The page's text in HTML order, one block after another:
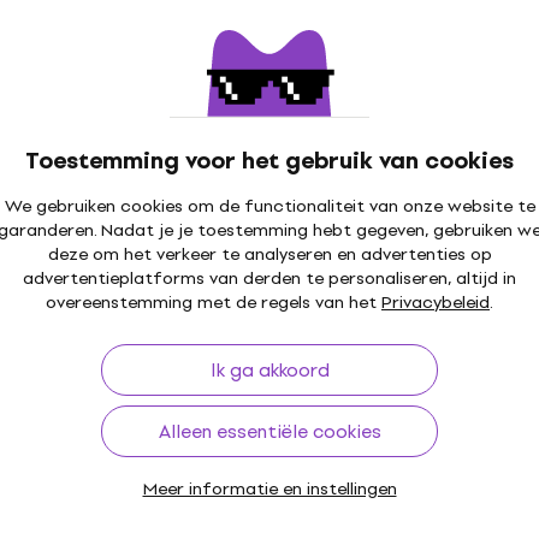
Toestemming voor het gebruik van cookies
We gebruiken cookies om de functionaliteit van onze website te
Nadat je je toestemming hebt gegeven, gebruiken
deze om het verkeer te analyseren en advertenties op
advertentieplatforms van derden te personaliseren, altijd in
overeenstemming met de regels van hetPrivacybeleid.
Ik ga akkoord
Alleen essentiële cookies
Meer informatie en instellingen
Op voorraad
Snaren voor
MUZMUZ-20
basgitaar
Snaren voor basgitaar
4,6/5
€ 59€ 60
Op voorraad
M Snaren voor GHS Super Steels L5000
Snaren voor basgitaar
Snaren voor basgitaar
5/5
€ 35,90
Staffelkorting